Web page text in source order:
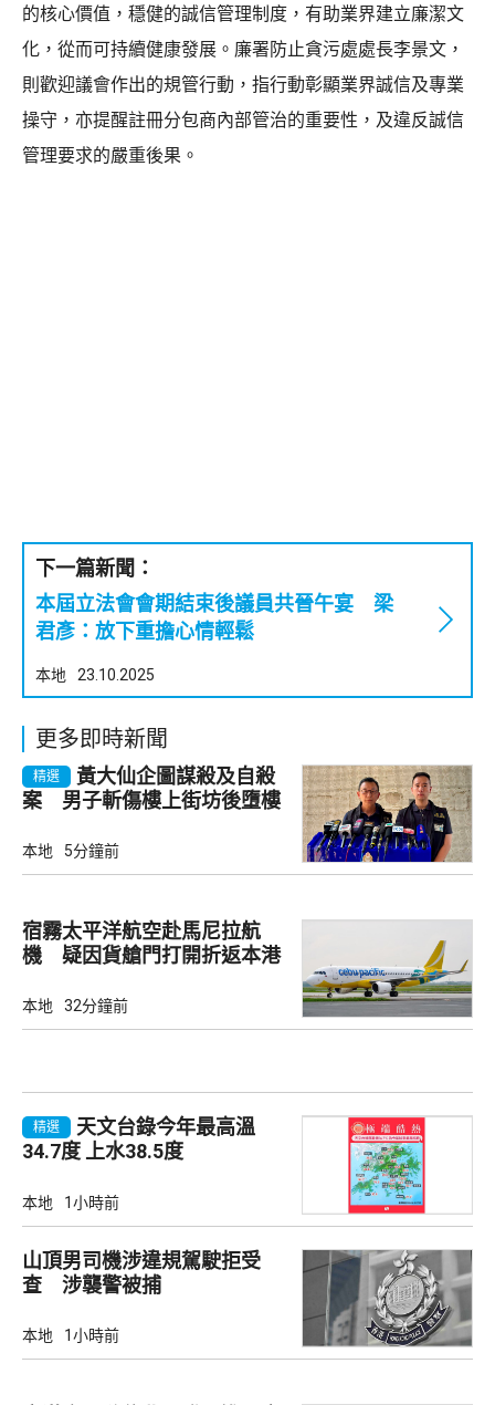
的核心價值，穩健的誠信管理制度，有助業界建立廉潔文
化，從而可持續健康發展。廉署防止貪污處處長李景文，
則歡迎議會作出的規管行動，指行動彰顯業界誠信及專業
操守，亦提醒註冊分包商內部管治的重要性，及違反誠信
管理要求的嚴重後果。
下一篇新聞：
本屆立法會會期結束後議員共晉午宴 梁
君彥：放下重擔心情輕鬆
本地 23.10.2025
更多即時新聞
精選
黃大仙企圖謀殺及自殺
案 男子斬傷樓上街坊後墮樓
本地 5分鐘前
宿霧太平洋航空赴馬尼拉航
機 疑因貨艙門打開折返本港
本地 32分鐘前
精選
天文台錄今年最高溫
34.7度 上水38.5度
本地 1小時前
山頂男司機涉違規駕駛拒受
查 涉襲警被捕
本地 1小時前